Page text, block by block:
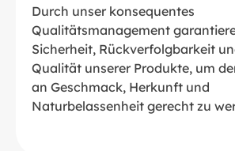
Durch unser konsequentes
Qualitätsmanagement
Sicherheit, Rückverfolgbarkeit
Qualität unserer Produkte, um
an Geschmack, Herkunft und
Naturbelassenheit gerecht zu